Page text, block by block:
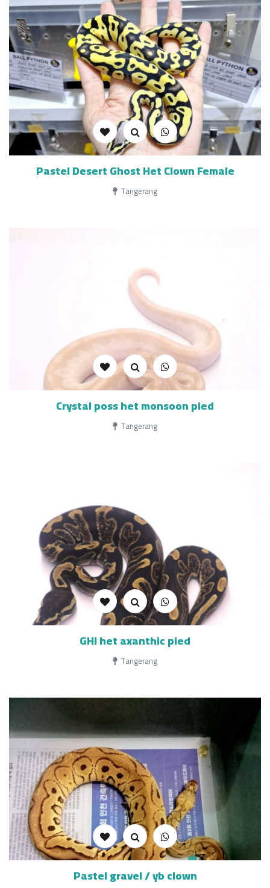
Pastel Desert Ghost Het Clown Female
Tangerang
Crystal poss het monsoon pied
Tangerang
GHI het axanthic pied
Tangerang
Pastel gravel / yb clown